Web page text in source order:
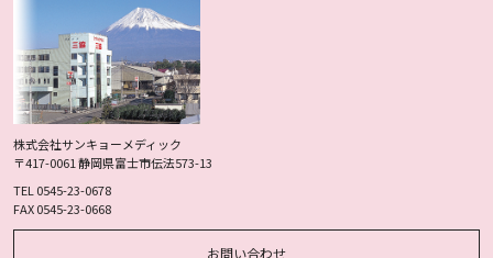
株式会社サンキョーメディック
〒417-0061 静岡県富士市伝法573-13
TEL 0545-23-0678
FAX 0545-23-0668
お問い合わせ